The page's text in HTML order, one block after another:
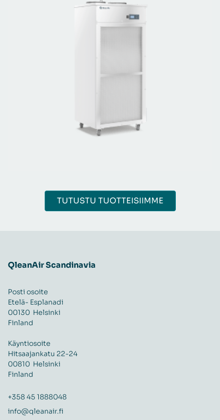
TUTUSTU TUOTTEISIIMME
QleanAir Scandinavia
Posti osoite
Etelä- Esplanadi
00130 Helsinki
Finland
Käyntiosoite
Hitsaajankatu 22-24
00810 Helsinki
Finland
+358 45 1888048
info@qleanair.fi